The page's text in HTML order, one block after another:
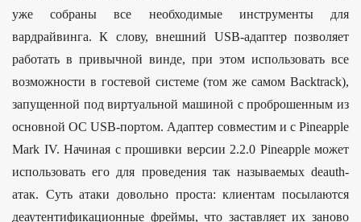
уже собраны все необходимые инструменты для
вардрайвинга. К слову, внешний USB-адаптер позволяет
работать в привычной винде, при этом использовать все
возможности в гостевой системе (том же самом Backtrack),
запущенной под виртуальной машиной с проброшенным из
основной ОС USB-портом. Адаптер совместим и с Pineapple
Mark IV. Начиная с прошивки версии 2.2.0 Pineapple может
использовать его для проведения так называемых deauth-
атак. Суть атаки довольно проста: клиентам посылаются
деаутентификационные фреймы, что заставляет их заново